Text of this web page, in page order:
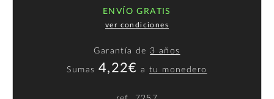
ENVÍO GRATIS
ver condiciones
Garantía de 3 años
Sumas 4,22€ atu monedero